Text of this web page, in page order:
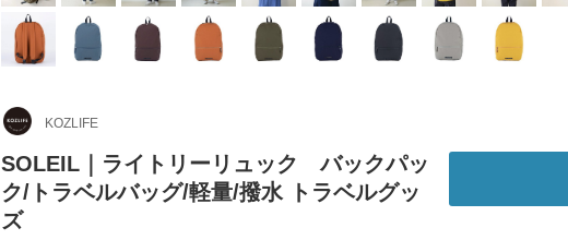
KOZLIFE
SOLEIL｜ライトリーリュック バックパッ
ク/トラベルバッグ/軽量/撥水 トラベルグッ
ズ